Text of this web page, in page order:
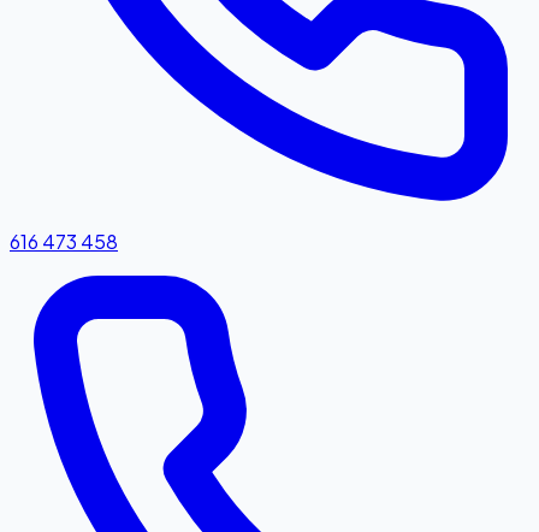
616 473 458